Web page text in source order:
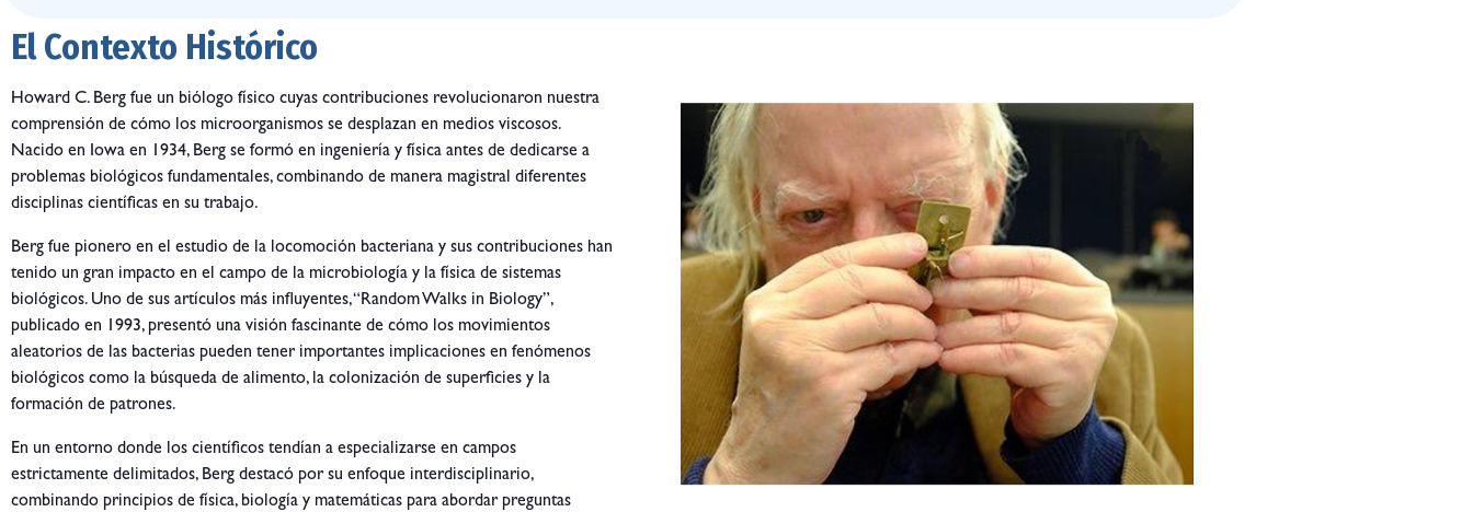
El Contexto Histórico
Howard C. Berg fue un biólogo físico cuyas contribuciones revolucionaron nuestra
comprensión de cómo los microorganismos se desplazan en medios viscosos.
Nacido en Iowa en 1934, Berg se formó en ingeniería y física antes de dedicarse a
problemas biológicos fundamentales, combinando de manera magistral diferentes
disciplinas científicas en su trabajo.
Berg fue pionero en el estudio de la locomoción bacteriana y sus contribuciones han
tenido un gran impacto en el campo de la microbiología y la física de sistemas
biológicos. Uno de sus artículos más influyentes, “Random Walks in Biology”,
publicado en 1993, presentó una visión fascinante de cómo los movimientos
aleatorios de las bacterias pueden tener importantes implicaciones en fenómenos
biológicos como la búsqueda de alimento, la colonización de superficies y la
formación de patrones.
En un entorno donde los científicos tendían a especializarse en campos
estrictamente delimitados, Berg destacó por su enfoque interdisciplinario,
combinando principios de física, biología y matemáticas para abordar preguntas